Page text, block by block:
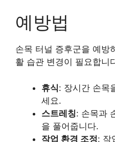
예방법
손목 터널 증후군을 예방
활 습관 변경이 필요합니
휴식: 장시간 손목
세요.
스트레칭: 손목과
을 풀어줍니다.
작업 환경 조정: 작